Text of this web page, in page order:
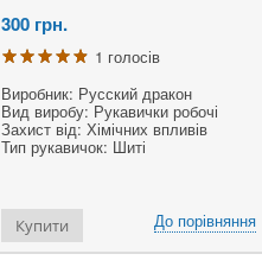
300 грн.
1 голосів
Виробник: Русский дракон
Вид виробу: Рукавички робочі
Захист від: Хімічних впливів
Тип рукавичок: Шиті
До порівняння
Купити